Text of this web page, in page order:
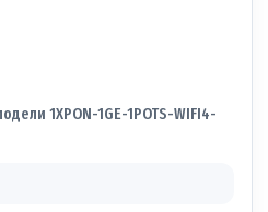
1XPON-1GE-1POTS-WIFI4-